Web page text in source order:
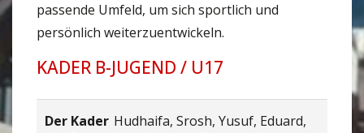
passende Umfeld, um sich sportlich und
persönlich weiterzuentwickeln.
KADER B-JUGEND / U17
Der Kader Hudhaifa, Srosh, Yusuf, Eduard,